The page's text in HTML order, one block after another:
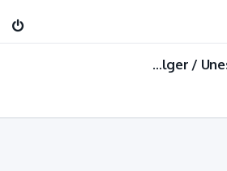
Entreprenariat : Projet de formation Startup INFSCJ Alger / Unesco